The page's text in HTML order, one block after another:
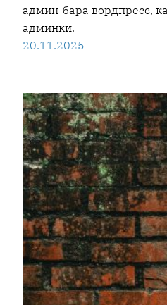
админ-бара вордпресс,
админки.
20.11.2025